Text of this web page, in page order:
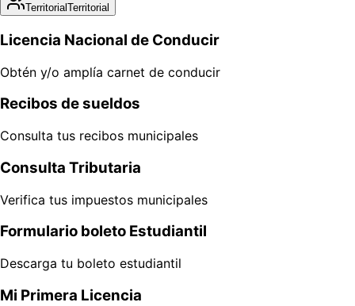
TerritorialTerritorial
Licencia Nacional de Conducir
Obtén y/o amplía carnet de conducir
Recibos de sueldos
Consulta tus recibos municipales
Consulta Tributaria
Verifica tus impuestos municipales
Formulario boleto Estudiantil
Descarga tu boleto estudiantil
Mi Primera Licencia